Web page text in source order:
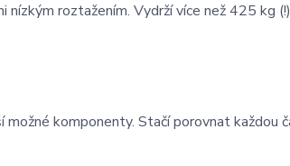
nízkým roztažením. Vydrží více než 425 kg
komponenty. Stačí porovnat každou